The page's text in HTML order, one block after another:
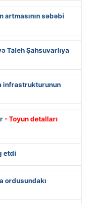
səbəbi
Taleh Şahsuvarlıya
infrastrukturunun
- Toyun detalları
etdi
ordusundakı